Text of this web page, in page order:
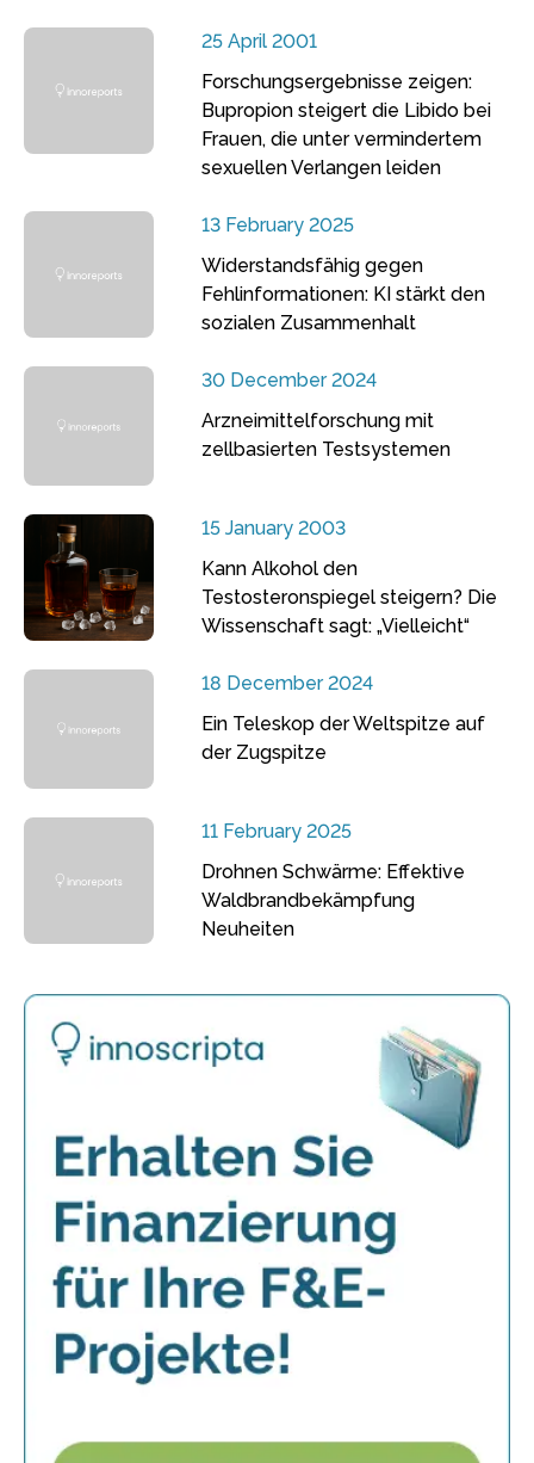
25 April 2001
Forschungsergebnisse zeigen:
Bupropion steigert die Libido bei
Frauen, die unter vermindertem
sexuellen Verlangen leiden
13 February 2025
Widerstandsfähig gegen
Fehlinformationen: KI stärkt den
sozialen Zusammenhalt
30 December 2024
Arzneimittelforschung mit
zellbasierten Testsystemen
15 January 2003
Kann Alkohol den
Testosteronspiegel steigern? Die
Wissenschaft sagt: „Vielleicht“
18 December 2024
Ein Teleskop der Weltspitze auf
der Zugspitze
11 February 2025
Drohnen Schwärme: Effektive
Waldbrandbekämpfung
Neuheiten